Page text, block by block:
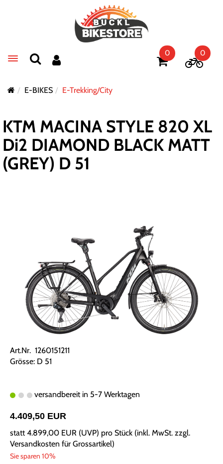
Toggle navigation
0 0
E-BIKES E-Trekking/City
KTM MACINA STYLE 820 XL
Di2 DIAMOND BLACK MATT
(GREY) D 51
Art.Nr. 1260151211
Grösse: D 51
versandbereit in 5-7 Werktagen
4.409,50 EUR
statt4.899,00 EUR (UVP) pro Stück (inkl. MwSt. zzgl.
Versandkosten für Grossartikel)
Sie sparen 10%